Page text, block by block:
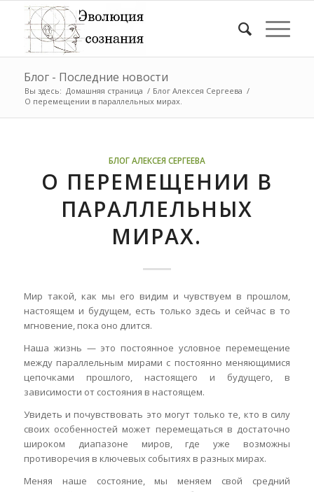
Блог - Последние новости
Вы здесь: Домашняя страница / Блог Алексея Сергеева /
О перемещении в параллельных мирах.
БЛОГ АЛЕКСЕЯ СЕРГЕЕВА
О ПЕРЕМЕЩЕНИИ В
ПАРАЛЛЕЛЬНЫХ
МИРАХ.
Мир такой, как мы его видим и чувствуем в прошлом,
настоящем и будущем, есть только здесь и сейчас в то
мгновение, пока оно длится.
Наша жизнь — это постоянное условное перемещение
между параллельным мирами с постоянно меняющимися
цепочками прошлого, настоящего и будущего, в
зависимости от состояния в настоящем.
Увидеть и почувствовать это могут только те, кто в силу
своих особенностей может перемещаться в достаточно
широком диапазоне миров, где уже возможны
противоречия в ключевых событиях в разных мирах.
Меняя наше состояние, мы меняем свой средний